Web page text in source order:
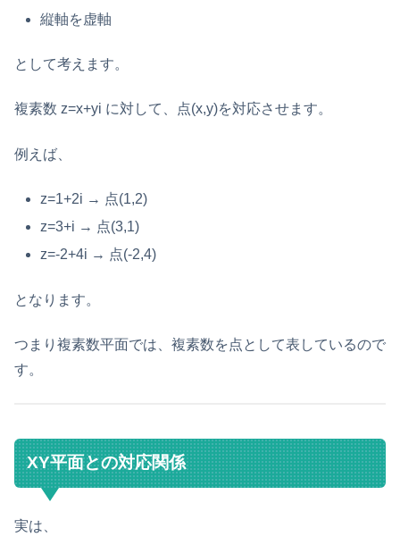
縦軸を虚軸
として考えます。
複素数 z=x+yi に対して、点(x,y)を対応させます。
例えば、
z=1+2i → 点(1,2)
z=3+i → 点(3,1)
z=-2+4i → 点(-2,4)
となります。
つまり複素数平面では、複素数を点として表しているので
す。
XY平面との対応関係
実は、